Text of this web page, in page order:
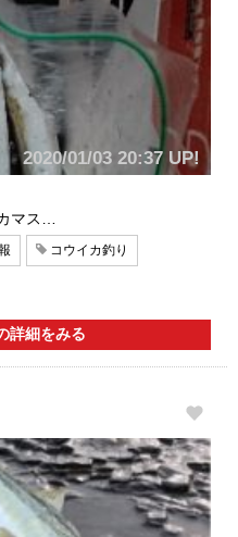
2020/01/03 20:37 UP!
マス…
コウイカ釣り
詳細をみる